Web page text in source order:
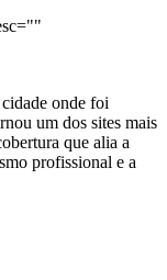
onde foi
um dos sites mais
que alia a
profissional e a